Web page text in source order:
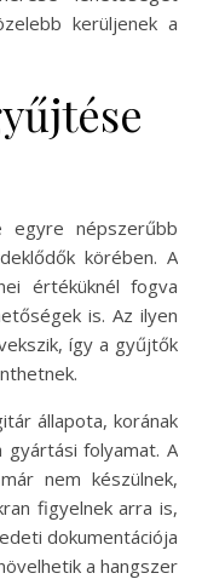
kerüljenek a
népszerűbb
körében. A
értéküknél fogva
is. Az ilyen
így a gyűjtők
állapota, korának
folyamat. A
nem készülnek,
figyelnek arra is,
dokumentációja
a hangszer